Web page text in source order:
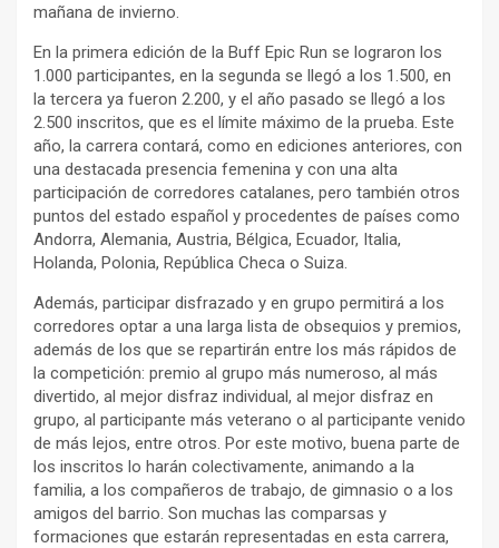
mañana de invierno.
En la primera edición de la Buff Epic Run se lograron los
1.000 participantes, en la segunda se llegó a los 1.500, en
la tercera ya fueron 2.200, y el año pasado se llegó a los
2.500 inscritos, que es el límite máximo de la prueba. Este
año, la carrera contará, como en ediciones anteriores, con
una destacada presencia femenina y con una alta
participación de corredores catalanes, pero también otros
puntos del estado español y procedentes de países como
Andorra, Alemania, Austria, Bélgica, Ecuador, Italia,
Holanda, Polonia, República Checa o Suiza.
Además, participar disfrazado y en grupo permitirá a los
corredores optar a una larga lista de obsequios y premios,
además de los que se repartirán entre los más rápidos de
la competición: premio al grupo más numeroso, al más
divertido, al mejor disfraz individual, al mejor disfraz en
grupo, al participante más veterano o al participante venido
de más lejos, entre otros. Por este motivo, buena parte de
los inscritos lo harán colectivamente, animando a la
familia, a los compañeros de trabajo, de gimnasio o a los
amigos del barrio. Son muchas las comparsas y
formaciones que estarán representadas en esta carrera,